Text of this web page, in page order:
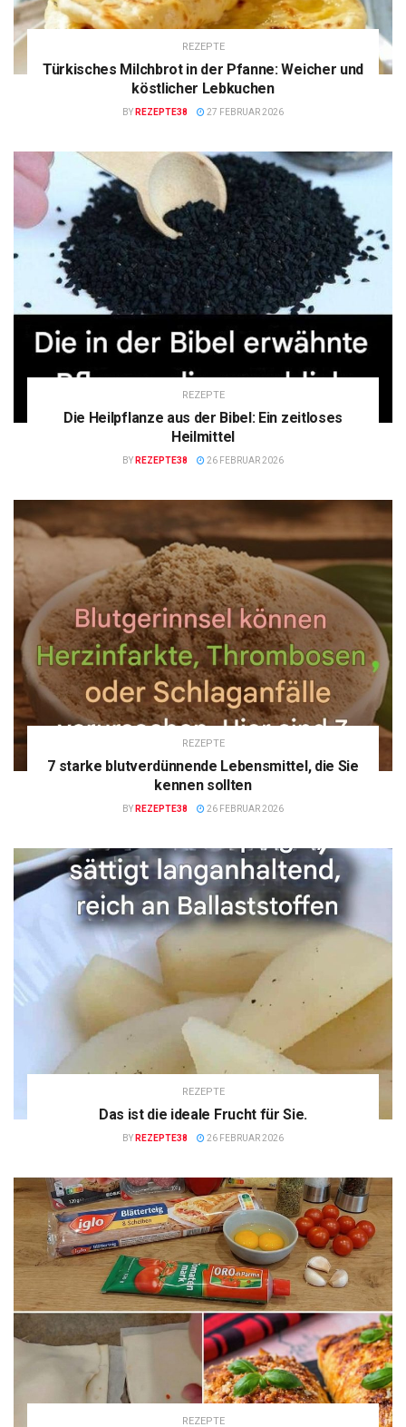
REZEPTE
Türkisches Milchbrot in der Pfanne: Weicher und
köstlicher Lebkuchen
BY REZEPTE38 27 FEBRUAR 2026
REZEPTE
Die Heilpflanze aus der Bibel: Ein zeitloses
Heilmittel
BY REZEPTE38 26 FEBRUAR 2026
REZEPTE
7 starke blutverdünnende Lebensmittel, die Sie
kennen sollten
BY REZEPTE38 26 FEBRUAR 2026
REZEPTE
Das ist die ideale Frucht für Sie.
BY REZEPTE38 26 FEBRUAR 2026
REZEPTE